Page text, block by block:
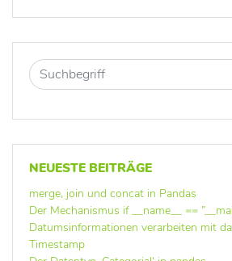
NEUESTE BEITRÄGE
merge, join und concat in Pandas
Der Mechanismus if __name__ ==
Datumsinformationen verarbeiten mit
Timestamp